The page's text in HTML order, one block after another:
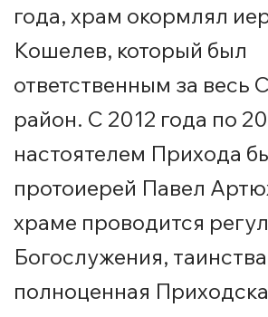
года, храм окормлял
Кошелев, который был
ответственным за весь
район. С 2012 года по
настоятелем Прихода
протоиерей Павел
храме проводится
Богослужения,
полноценная